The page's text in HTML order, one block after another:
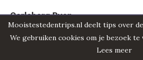
Carlsberg Byen
Mooistestedentrips.nl deelt tips over
We gebruiken cookies om je bezoek te
Lees meer